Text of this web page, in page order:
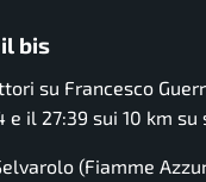
bis
su Francesco
il 27:39 sui 10 km su
(Fiamme